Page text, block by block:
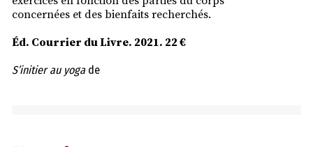
concernées et des bienfaits recherchés.
Éd. Courrier du Livre. 2021. 22 €
S’initier au yoga de